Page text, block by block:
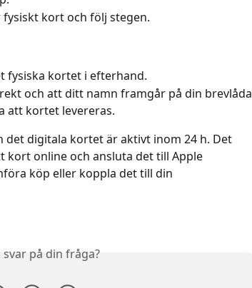
kort och följ stegen.
fysiska kortet i efterhand.
och att ditt namn framgår på din brevlåda
att kortet levereras.
digitala kortet är aktivt inom 24 h. Det
kort online och ansluta det till Apple
köp eller koppla det till din
svar på din fråga?